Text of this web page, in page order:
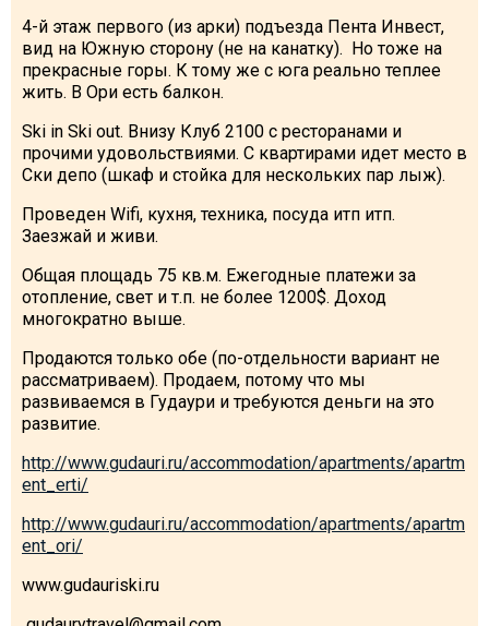
4-й этаж первого (из арки) подъезда Пента Инвест,
вид на Южную сторону (не на канатку). Но тоже на
прекрасные горы. К тому же с юга реально теплее
жить. В Ори есть балкон.
Ski in Ski out. Внизу Клуб 2100 с ресторанами и
прочими удовольствиями. С квартирами идет место в
Ски депо (шкаф и стойка для нескольких пар лыж).
Проведен Wifi, кухня, техника, посуда итп итп.
Заезжай и живи.
Общая площадь 75 кв.м. Ежегодные платежи за
отопление, свет и т.п. не более 1200$. Доход
многократно выше.
Продаются только обе (по-отдельности вариант не
рассматриваем). Продаем, потому что мы
развиваемся в Гудаури и требуются деньги на это
развитие.
http://www.gudauri.ru/accommodation/apartments/apartm
ent_erti/
http://www.gudauri.ru/accommodation/apartments/apartm
ent_ori/
www.gudauriski.ru
ПРОЖИВАНИЕ
Квартиры
Коттеджи
Отели
% Горячие предложения
Долгосрочная аренда
Казбеги
ГРУЗИЯ
О Грузии
Визы и Документы
Что пить?
Деньги